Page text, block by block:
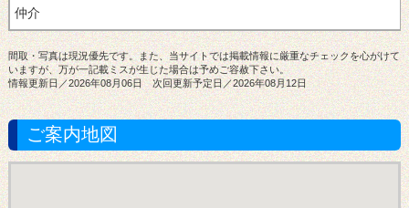
間取・写真は現況優先です。また、当サイトでは掲載情報に厳重なチェックを心がけて
いますが、万が一記載ミスが生じた場合は予めご容赦下さい。
情報更新日／2026年08月06日 次回更新予定日／2026年08月12日
ご案内地図